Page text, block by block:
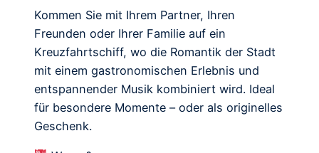
Kommen Sie mit Ihrem Partner, Ihren
Freunden oder Ihrer Familie auf ein
Kreuzfahrtschiff, wo die Romantik der Stadt
mit einem gastronomischen Erlebnis und
entspannender Musik kombiniert wird. Ideal
für besondere Momente – oder als originelles
Geschenk.